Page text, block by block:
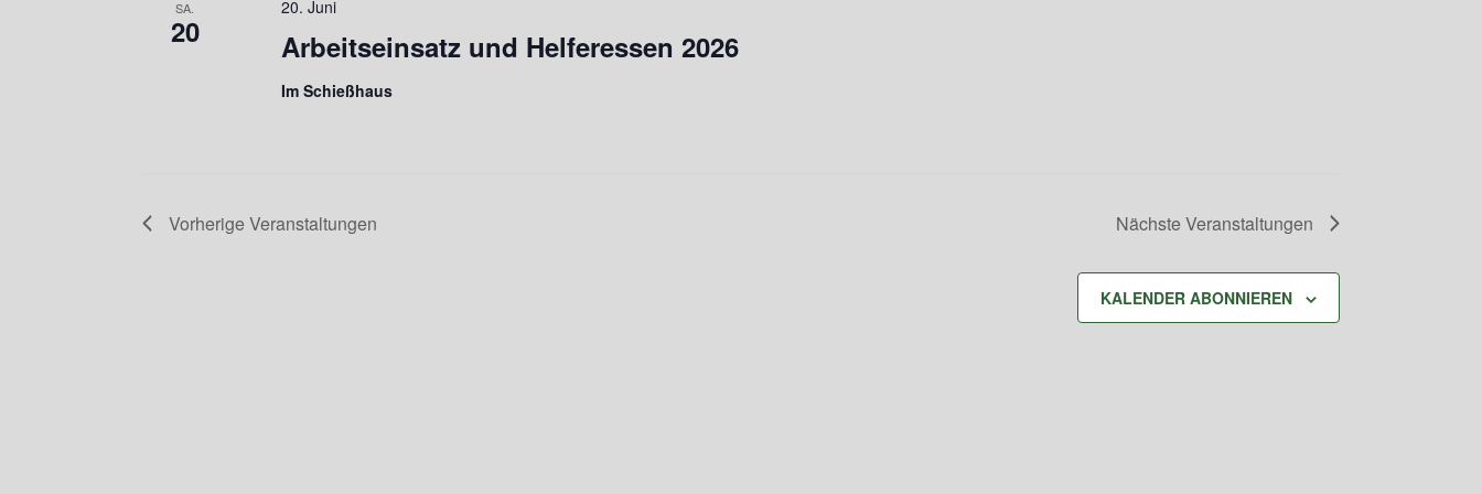
SA.
20 Arbeitseinsatz und Helferessen 2026
20. Juni
Im Schießhaus
Vorherige Veranstaltungen Nächste Veranstaltungen
KALENDER ABONNIEREN